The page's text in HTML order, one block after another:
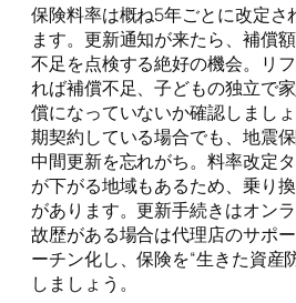
保険料率は概ね5年ごとに改定さ
ます。更新通知が来たら、補償
不足を点検する絶好の機会。リ
れば補償不足、子どもの独立で
償になっていないか確認しまし
期契約している場合でも、地震
中間更新を忘れがち。料率改定
が下がる地域もあるため、乗り
があります。更新手続きはオン
故歴がある場合は代理店のサポ
ーチン化し、保険を“生きた資産
しましょう。